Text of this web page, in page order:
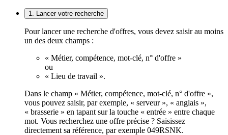
1. Lancer votre recherche
Pour lancer une recherche d'offres, vous devez saisir au moins
un des deux champs :
« Métier, compétence, mot-clé, n° d'offre »
ou
« Lieu de travail ».
Dans le champ « Métier, compétence, mot-clé, n° d'offre »,
vous pouvez saisir, par exemple, « serveur », « anglais »,
« brasserie » en tapant sur la touche « entrée » entre chaque
mot. Vous recherchez une offre précise ? Saisissez
directement sa référence, par exemple 049RSNK.